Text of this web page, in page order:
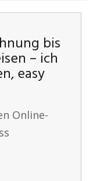
bis
– ich
easy
Online-